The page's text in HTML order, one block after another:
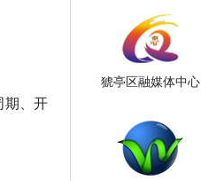
期、开
猇亭区融媒体中心